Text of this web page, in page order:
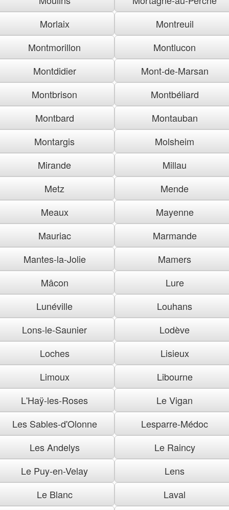
Morlaix
Montreuil
Montmorillon
Montlucon
Montdidier
Mont-de-Marsan
Montbrison
Montbéliard
Montbard
Montauban
Montargis
Molsheim
Mirande
Millau
Metz
Mende
Meaux
Mayenne
Mauriac
Marmande
Mantes-la-Jolie
Mamers
Mâcon
Lure
Lunéville
Louhans
Lons-le-Saunier
Lodève
Loches
Lisieux
Limoux
Libourne
L'Haÿ-les-Roses
Le Vigan
Les Sables-d'Olonne
Lesparre-Médoc
Les Andelys
Le Raincy
Le Puy-en-Velay
Lens
Le Blanc
Laval